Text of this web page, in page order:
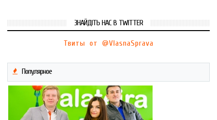
ЗНАЙДІТЬ НАС В TWITTER
Твиты от @VlasnaSprava
Популярное